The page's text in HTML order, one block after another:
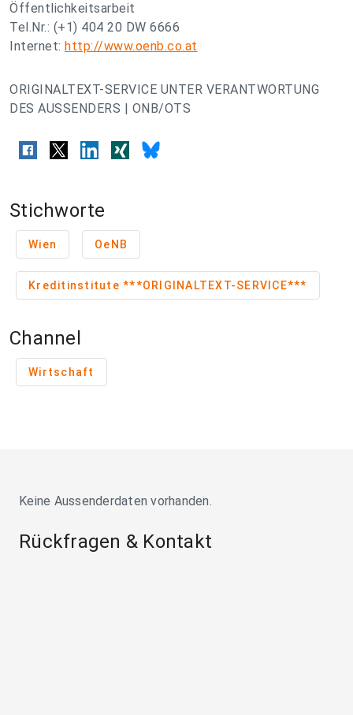
Öffentlichkeitsarbeit
Tel.Nr.: (+1) 404 20 DW 6666
Internet: http://www.oenb.co.at
ORIGINALTEXT-SERVICE UNTER VERANTWORTUNG
DES AUSSENDERS | ONB/OTS
Stichworte
Wien OeNB
Kreditinstitute ***ORIGINALTEXT-SERVICE***
Channel
Wirtschaft
Keine Aussenderdaten vorhanden.
Rückfragen & Kontakt